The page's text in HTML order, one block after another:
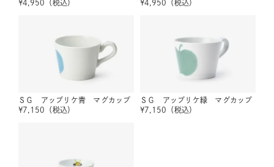
¥4,950 （税込）
¥4,950 （税込）
ＳＧ アップリケ青 マグカップ
¥7,150 （税込）
ＳＧ アップリケ緑 マグカップ
¥7,150 （税込）